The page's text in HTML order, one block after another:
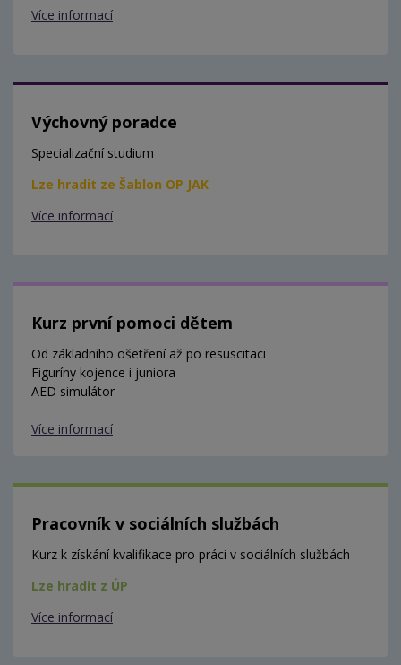
Více informací
Výchovný poradce
Specializační studium
Lze hradit ze Šablon OP JAK
Více informací
Kurz první pomoci dětem
Od základního ošetření až po resuscitaci
Figuríny kojence i juniora
AED simulátor
Více informací
Pracovník v sociálních službách
Kurz k získání kvalifikace pro práci v sociálních službách
Lze hradit z ÚP
Více informací